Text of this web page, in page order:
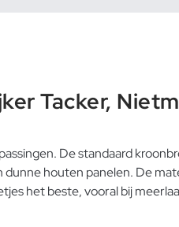
Tacker,
De standaard
dunne houten panelen. De
het beste, vooral bij